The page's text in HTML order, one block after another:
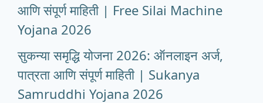
आणि संपूर्ण माहिती | Free Silai Machine
Yojana 2026
सुकन्या समृद्धि योजना 2026: ऑनलाइन अर्ज,
पात्रता आणि संपूर्ण माहिती | Sukanya
Samruddhi Yojana 2026